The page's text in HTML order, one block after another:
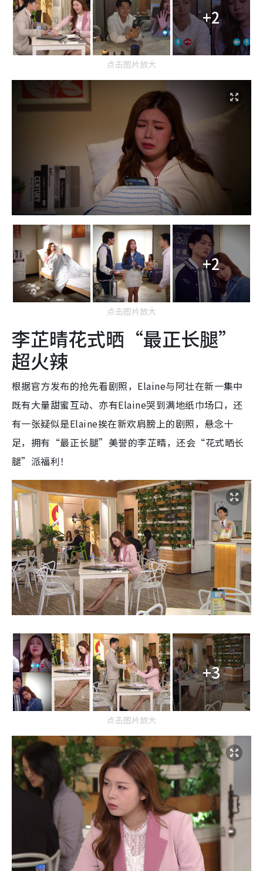
+2
点击图片放大
+2
点击图片放大
李芷晴花式晒“最正长腿”
超火辣
根据官方发布的抢先看剧照，Elaine与阿壮在新一集中
既有大量甜蜜互动、亦有Elaine哭到满地纸巾场口，还
有一张疑似是Elaine挨在新欢肩膀上的剧照，悬念十
足，拥有“最正长腿”美誉的李芷晴，还会“花式晒长
腿”派福利！
+3
点击图片放大